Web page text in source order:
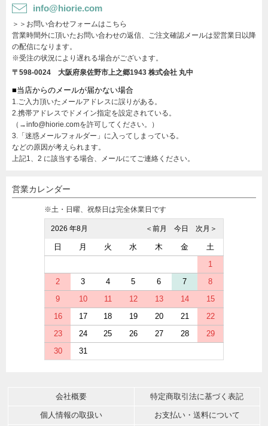
info@hiorie.com
＞＞お問い合わせフォームはこちら
営業時間外に頂いたお問い合わせの返信、ご注文確認メールは翌営業日以降
の配信になります。
※受注の状況により遅れる場合がございます。
〒598-0024 大阪府泉佐野市上之郷1943 株式会社 丸中
■当店からのメールが届かない場合
1.ご入力頂いたメールアドレスに誤りがある。
2.携帯アドレスでドメイン指定を設定されている。
（→info@hiorie.comを許可してください。）
3.「迷惑メールフォルダー」に入ってしまっている。
などの原因が考えられます。
上記1、2 に該当する場合、メールにてご連絡ください。
営業カレンダー
※土・日曜、祝祭日は完全休業日です
2026 年8月 次月＞
今日
＜前月
日 月 火 水 木 金
土
1
2
3 4 5 6 7
8
9
10 11 12 13 14
15
16
17 18 19 20 21
22
23
24 25 26 27 28
29
30
31
会社概要 特定商取引法に基づく表記
個人情報の取扱い お支払い・送料について